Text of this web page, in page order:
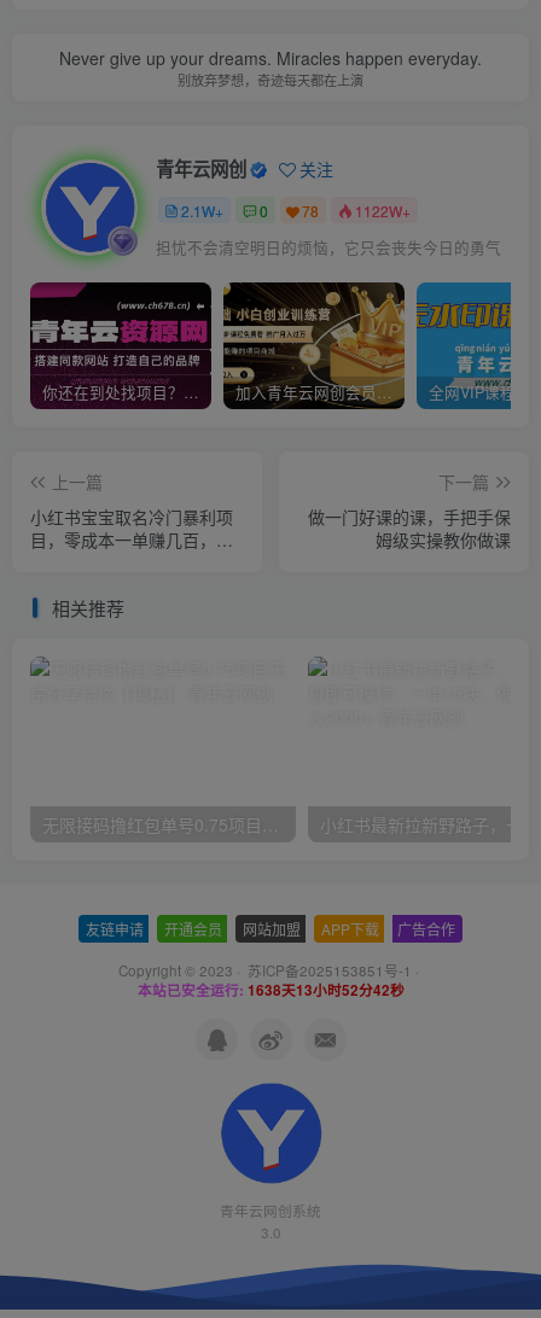
Never give up your dreams. Miracles happen everyday.
别放弃梦想，奇迹每天都在上演
青年云网创 关注
2.1W+ 0 78 1122W+
担忧不会清空明日的烦恼，它只会丧失今日的勇气
你还在到处找项目？还在当韭菜？我靠卖项目一个月收入5万+，曾经我也是个失败者。 加入青年云网创会员，全站资源免费学习。加入高级合伙人，推广日入1000+
上一篇
小红书宝宝取名冷门暴利项
目，零成本一单赚几百，可
下一篇
做一门好课的课，手把手保
姆级实操教你做课
相关推荐
无限接码撸红包单号0.75项目无偿分享给你【揭秘】
友链申请 开通会员 网站加盟 APP下载 广告合作
Copyright © 2023 · 苏ICP备2025153851号-1 ·
本站已安全运行: 1638天13小时52分43秒
青年云网创系统
3.0